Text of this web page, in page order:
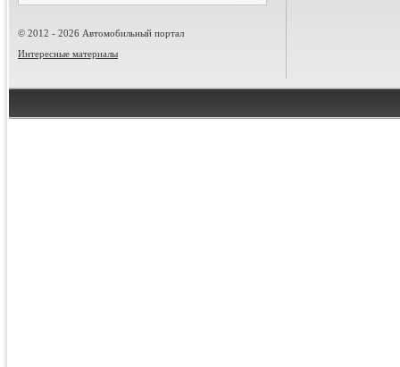
© 2012 - 2026 Автомобильный портал
Интересные материалы